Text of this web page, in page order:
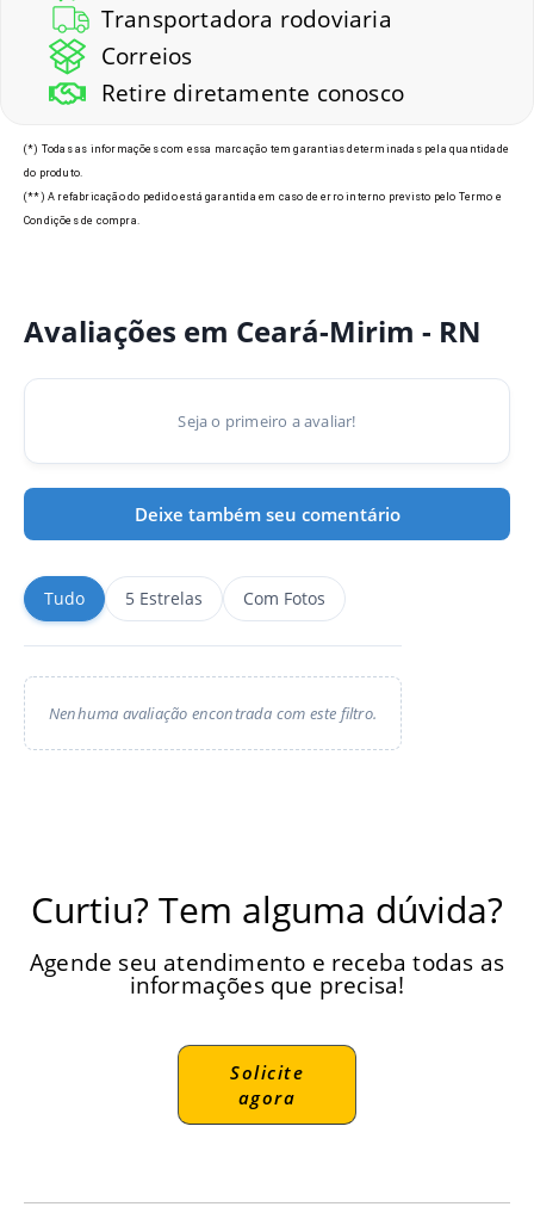
Transportadora rodoviaria
Correios
Retire diretamente conosco
(*) Todas as informações com essa marcação tem garantias determinadas pela quantidade
do produto.
(**) A refabricação do pedido está garantida em caso de erro interno previsto pelo Termo e
Condições de compra.
Avaliações em Ceará-Mirim - RN
Seja o primeiro a avaliar!
Deixe também seu comentário
Tudo 5 Estrelas Com Fotos
Nenhuma avaliação encontrada com este filtro.
Curtiu? Tem alguma dúvida?
Agende seu atendimento e receba todas as
informações que precisa!
Solicite
agora